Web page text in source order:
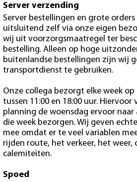
Server verzending
Server bestellingen en grote
uitsluitend zelf via onze eigen
wij uit voorzorgsmaatregel ter
bestelling. Alleen op hoge
buitenlandse bestellingen zijn wij
transportdienst te gebruiken.
Onze collega bezorgt elke week
tussen 11:00 en 18:00 uur.
planning de woensdag ervoor naar
die week bezorgen. Wij geven
mee omdat er te veel variablen
rijden route, het verkeer, het weer,
calemiteiten.
Spoed